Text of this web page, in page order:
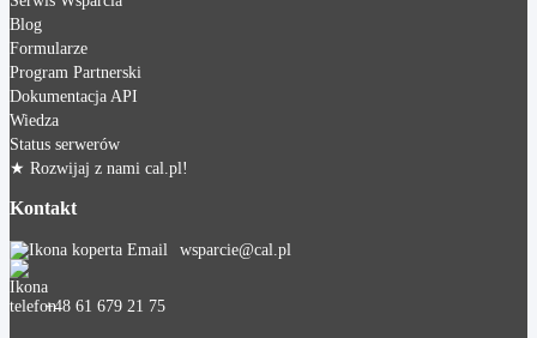
Blog
Formularze
Program Partnerski
Dokumentacja API
Wiedza
Status serwerów
★ Rozwijaj z nami cal.pl!
Kontakt
wsparcie@cal.pl
+48 61 679 21 75